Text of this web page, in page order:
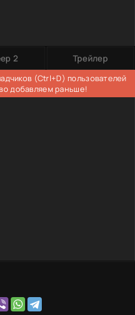
2 Трейлер
(Ctrl+D) пользователей
добавляем раньше!